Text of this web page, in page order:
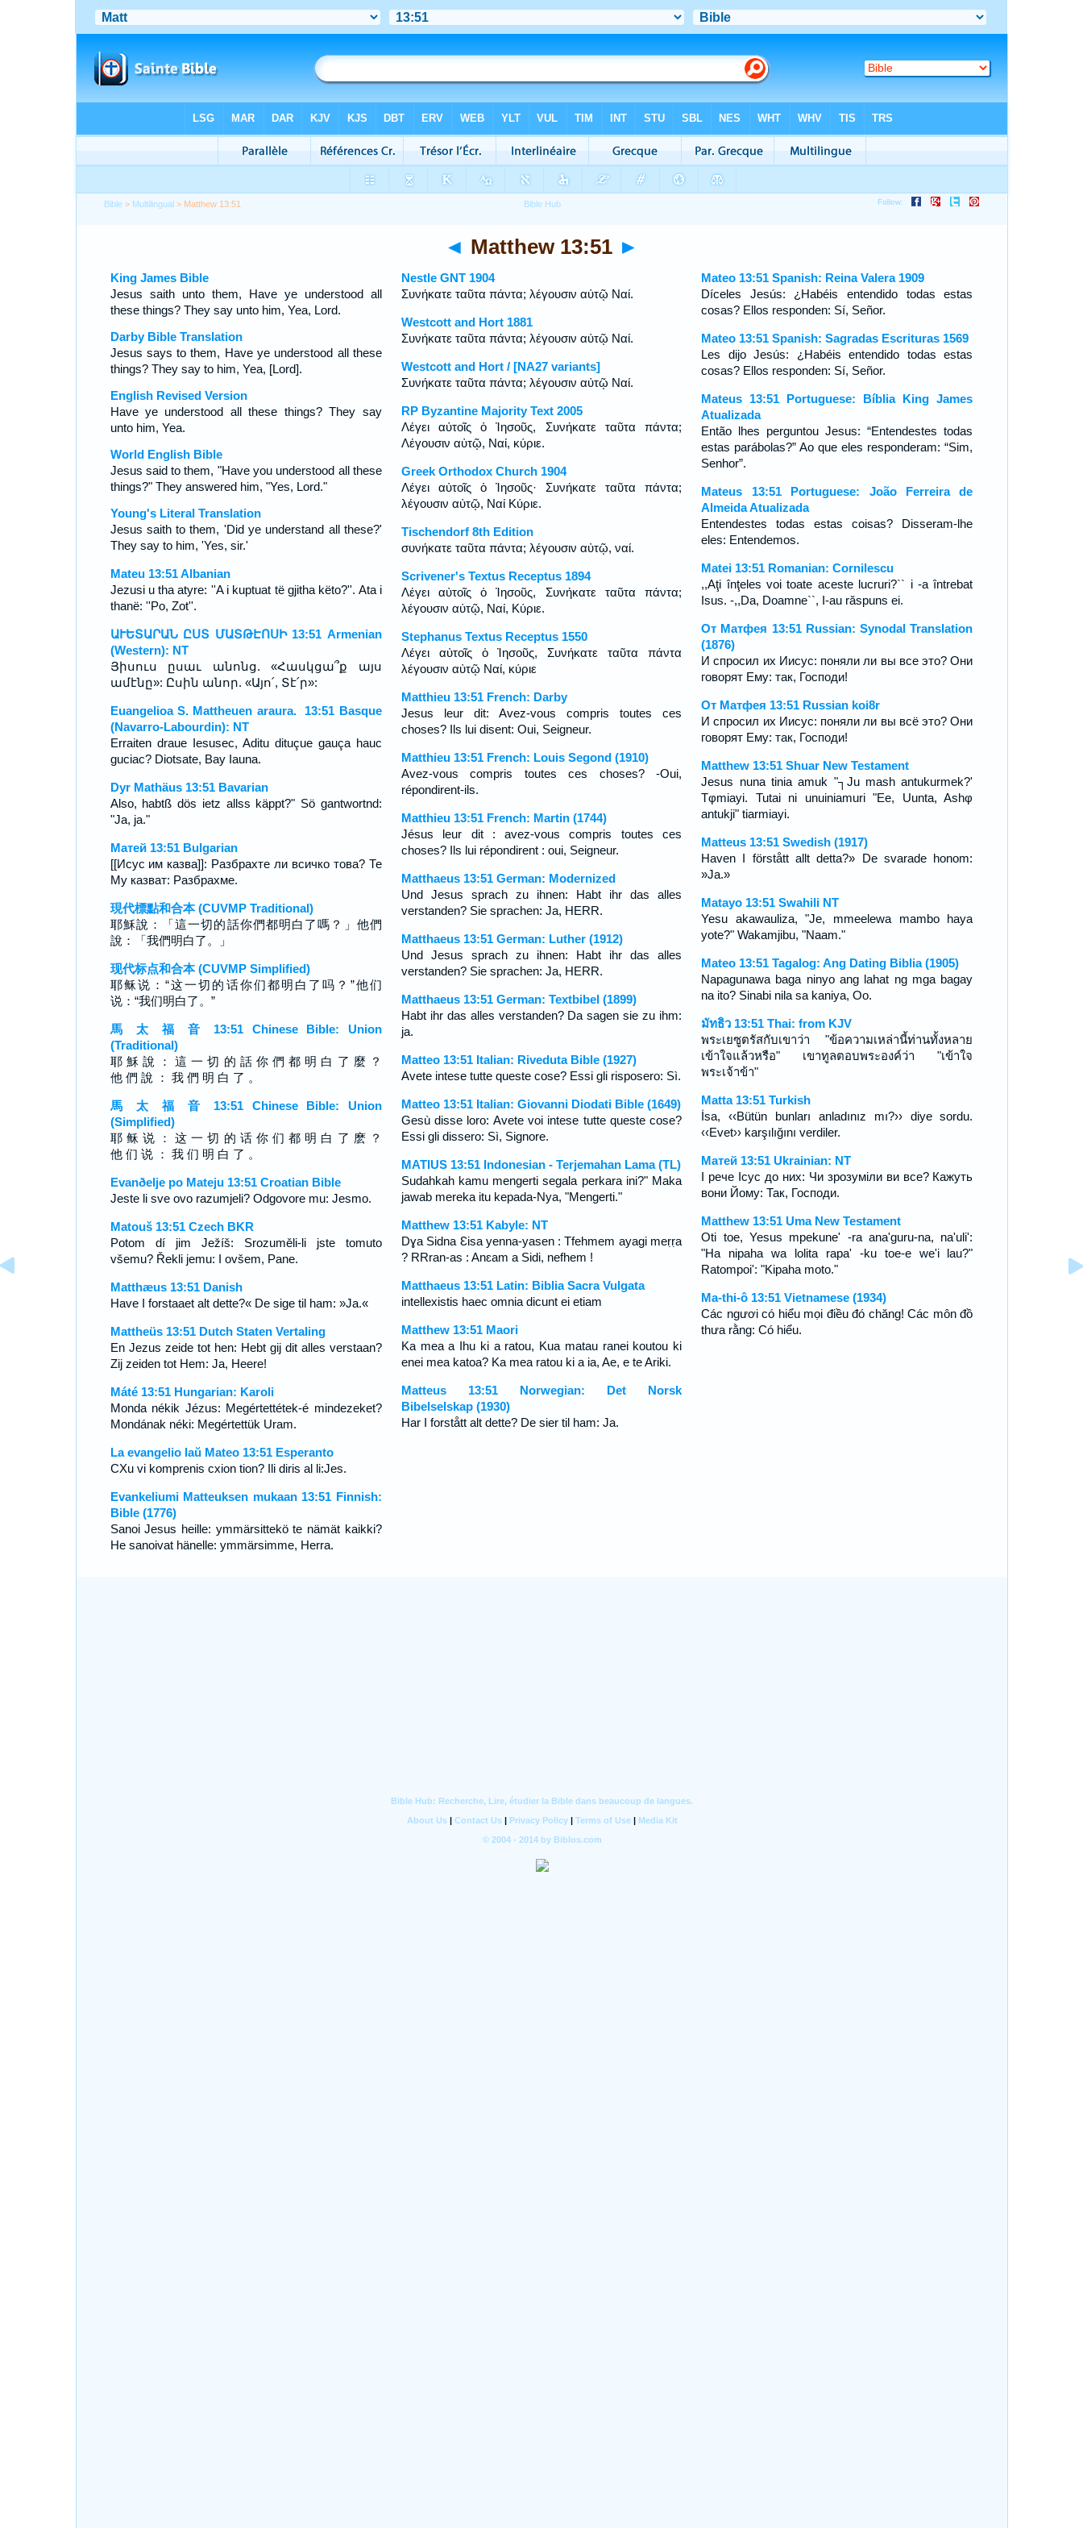
Bible > Multilingual > Matthew 13:51
◄ Matthew 13:51 ►
King James Bible
Jesus saith unto them, Have ye understood all
these things? They say unto him, Yea, Lord.
Darby Bible Translation
Jesus says to them, Have ye understood all these
things? They say to him, Yea, [Lord].
English Revised Version
Have ye understood all these things? They say
unto him, Yea.
World English Bible
Jesus said to them, "Have you understood all these
things?" They answered him, "Yes, Lord."
Young's Literal Translation
Jesus saith to them, 'Did ye understand all these?'
They say to him, 'Yes, sir.'
Mateu 13:51 Albanian
Jezusi u tha atyre: ''A i kuptuat të gjitha këto?''. Ata i
thanë: ''Po, Zot''.
ԱՒԵՏԱՐԱՆ ԸՍՏ ՄԱՏԹԷՈՍԻ 13:51 Armenian
(Western): NT
Յիսուս ըսաւ անոնց. «Հասկցա՞ք այս
ամէնը»: Ըսին անոր. «Այո՛, Տէ՛ր»:
Euangelioa S. Mattheuen araura. 13:51 Basque
(Navarro-Labourdin): NT
Erraiten draue Iesusec, Aditu dituçue gauça hauc
guciac? Diotsate, Bay Iauna.
Dyr Mathäus 13:51 Bavarian
Also, habtß dös ietz allss käppt?" Sö gantwortnd:
"Ja, ja."
Матей 13:51 Bulgarian
[[Исус им казва]]: Разбрахте ли всичко това? Те
Му казват: Разбрахме.
現代標點和合本 (CUVMP Traditional)
耶穌說：「這一切的話你們都明白了嗎？」他們
說：「我們明白了。」
现代标点和合本 (CUVMP Simplified)
耶稣说：“这一切的话你们都明白了吗？”他们
说：“我们明白了。”
馬 太 福 音 13:51 Chinese Bible: Union
(Traditional)
耶 穌 說 ： 這 一 切 的 話 你 們 都 明 白 了 麼 ？
他 們 說 ： 我 們 明 白 了 。
馬 太 福 音 13:51 Chinese Bible: Union
(Simplified)
耶 稣 说 ： 这 一 切 的 话 你 们 都 明 白 了 麽 ？
他 们 说 ： 我 们 明 白 了 。
Evanðelje po Mateju 13:51 Croatian Bible
Jeste li sve ovo razumjeli? Odgovore mu: Jesmo.
Matouš 13:51 Czech BKR
Potom dí jim Ježíš: Srozuměli-li jste tomuto
všemu? Řekli jemu: I ovšem, Pane.
Matthæus 13:51 Danish
Have I forstaaet alt dette?« De sige til ham: »Ja.«
Mattheüs 13:51 Dutch Staten Vertaling
En Jezus zeide tot hen: Hebt gij dit alles verstaan?
Zij zeiden tot Hem: Ja, Heere!
Máté 13:51 Hungarian: Karoli
Monda nékik Jézus: Megértettétek-é mindezeket?
Mondának néki: Megértettük Uram.
La evangelio laŭ Mateo 13:51 Esperanto
CXu vi komprenis cxion tion? Ili diris al li:Jes.
Evankeliumi Matteuksen mukaan 13:51 Finnish:
Bible (1776)
Sanoi Jesus heille: ymmärsittekö te nämät kaikki?
He sanoivat hänelle: ymmärsimme, Herra.
Nestle GNT 1904
Συνήκατε ταῦτα πάντα; λέγουσιν αὐτῷ Ναί.
Westcott and Hort 1881
Συνήκατε ταῦτα πάντα; λέγουσιν αὐτῷ Ναί.
Westcott and Hort / [NA27 variants]
Συνήκατε ταῦτα πάντα; λέγουσιν αὐτῷ Ναί.
RP Byzantine Majority Text 2005
Λέγει αὐτοῖς ὁ Ἰησοῦς, Συνήκατε ταῦτα πάντα;
Λέγουσιν αὐτῷ, Ναί, κύριε.
Greek Orthodox Church 1904
Λέγει αὐτοῖς ὁ Ἰησοῦς· Συνήκατε ταῦτα πάντα;
λέγουσιν αὐτῷ, Ναί Κύριε.
Tischendorf 8th Edition
συνήκατε ταῦτα πάντα; λέγουσιν αὐτῷ, ναί.
Scrivener's Textus Receptus 1894
Λέγει αὐτοῖς ὁ Ἰησοῦς, Συνήκατε ταῦτα πάντα;
λέγουσιν αὐτῷ, Ναί, Κύριε.
Stephanus Textus Receptus 1550
Λέγει αὐτοῖς ὁ Ἰησοῦς, Συνήκατε ταῦτα πάντα
λέγουσιν αὐτῷ Ναί, κύριε
Matthieu 13:51 French: Darby
Jesus leur dit: Avez-vous compris toutes ces
choses? Ils lui disent: Oui, Seigneur.
Matthieu 13:51 French: Louis Segond (1910)
Avez-vous compris toutes ces choses? -Oui,
répondirent-ils.
Matthieu 13:51 French: Martin (1744)
Jésus leur dit : avez-vous compris toutes ces
choses? Ils lui répondirent : oui, Seigneur.
Matthaeus 13:51 German: Modernized
Und Jesus sprach zu ihnen: Habt ihr das alles
verstanden? Sie sprachen: Ja, HERR.
Matthaeus 13:51 German: Luther (1912)
Und Jesus sprach zu ihnen: Habt ihr das alles
verstanden? Sie sprachen: Ja, HERR.
Matthaeus 13:51 German: Textbibel (1899)
Habt ihr das alles verstanden? Da sagen sie zu ihm:
ja.
Matteo 13:51 Italian: Riveduta Bible (1927)
Avete intese tutte queste cose? Essi gli risposero: Sì.
Matteo 13:51 Italian: Giovanni Diodati Bible (1649)
Gesù disse loro: Avete voi intese tutte queste cose?
Essi gli dissero: Sì, Signore.
MATIUS 13:51 Indonesian - Terjemahan Lama (TL)
Sudahkah kamu mengerti segala perkara ini?" Maka
jawab mereka itu kepada-Nya, "Mengerti."
Matthew 13:51 Kabyle: NT
Dɣa Sidna Ɛisa yenna-yasen : Tfehmem ayagi meṛṛa
? RRran-as : Anɛam a Sidi, nefhem !
Matthaeus 13:51 Latin: Biblia Sacra Vulgata
intellexistis haec omnia dicunt ei etiam
Matthew 13:51 Maori
Ka mea a Ihu ki a ratou, Kua matau ranei koutou ki
enei mea katoa? Ka mea ratou ki a ia, Ae, e te Ariki.
Matteus 13:51 Norwegian: Det Norsk
Bibelselskap (1930)
Har I forstått alt dette? De sier til ham: Ja.
Mateo 13:51 Spanish: Reina Valera 1909
Díceles Jesús: ¿Habéis entendido todas estas
cosas? Ellos responden: Sí, Señor.
Mateo 13:51 Spanish: Sagradas Escrituras 1569
Les dijo Jesús: ¿Habéis entendido todas estas
cosas? Ellos responden: Sí, Señor.
Mateus 13:51 Portuguese: Bíblia King James
Atualizada
Então lhes perguntou Jesus: “Entendestes todas
estas parábolas?” Ao que eles responderam: “Sim,
Senhor”.
Mateus 13:51 Portuguese: João Ferreira de
Almeida Atualizada
Entendestes todas estas coisas? Disseram-lhe
eles: Entendemos.
Matei 13:51 Romanian: Cornilescu
,,Aţi înţeles voi toate aceste lucruri?`` i -a întrebat
Isus. -,,Da, Doamne``, I-au răspuns ei.
От Матфея 13:51 Russian: Synodal Translation
(1876)
И спросил их Иисус: поняли ли вы все это? Они
говорят Ему: так, Господи!
От Матфея 13:51 Russian koi8r
И спросил их Иисус: поняли ли вы всё это? Они
говорят Ему: так, Господи!
Matthew 13:51 Shuar New Testament
Jesus nuna tinia amuk "┐Ju mash antukurmek?'
Tφmiayi. Tutai ni unuiniamuri "Ee, Uunta, Ashφ
antukji" tiarmiayi.
Matteus 13:51 Swedish (1917)
Haven I förstått allt detta?» De svarade honom:
»Ja.»
Matayo 13:51 Swahili NT
Yesu akawauliza, "Je, mmeelewa mambo haya
yote?" Wakamjibu, "Naam."
Mateo 13:51 Tagalog: Ang Dating Biblia (1905)
Napagunawa baga ninyo ang lahat ng mga bagay
na ito? Sinabi nila sa kaniya, Oo.
มัทธิว 13:51 Thai: from KJV
พระเยซูตรัสกับเขาว่า "ข้อความเหล่านี้ท่านทั้งหลาย
เข้าใจแล้วหรือ" เขาทูลตอบพระองค์ว่า "เข้าใจ
พระเจ้าข้า"
Matta 13:51 Turkish
İsa, ‹‹Bütün bunları anladınız mı?›› diye sordu.
‹‹Evet›› karşılığını verdiler.
Матей 13:51 Ukrainian: NT
І рече Ісус до них: Чи зрозуміли ви все? Кажуть
вони Йому: Так, Господи.
Matthew 13:51 Uma New Testament
Oti toe, Yesus mpekune' -ra ana'guru-na, na'uli':
"Ha nipaha wa lolita rapa' -ku toe-e we'i lau?"
Ratompoi': "Kipaha moto."
Ma-thi-ô 13:51 Vietnamese (1934)
Các ngươi có hiểu mọi điều đó chăng! Các môn đồ
thưa rằng: Có hiểu.